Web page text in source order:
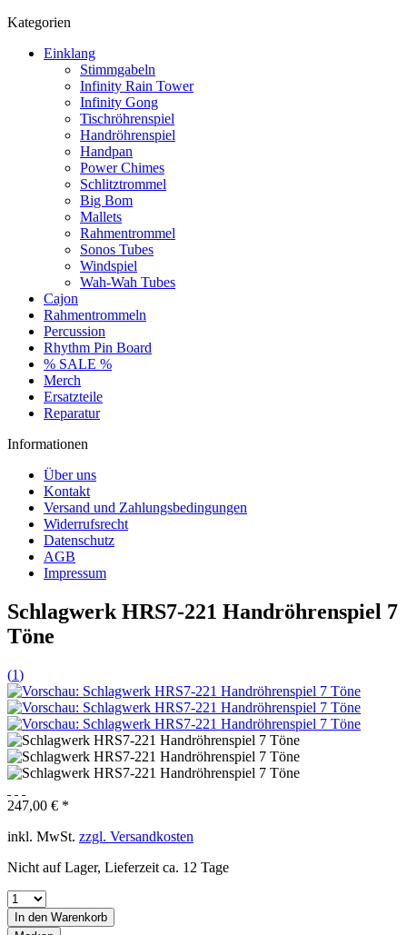
Kategorien
Einklang
Stimmgabeln
Infinity Rain Tower
Infinity Gong
Tischröhrenspiel
Handröhrenspiel
Handpan
Power Chimes
Schlitztrommel
Big Bom
Mallets
Rahmentrommel
Sonos Tubes
Windspiel
Wah-Wah Tubes
Cajon
Rahmentrommeln
Percussion
Rhythm Pin Board
% SALE %
Merch
Ersatzteile
Reparatur
Informationen
Über uns
Kontakt
Versand und Zahlungsbedingungen
Widerrufsrecht
Datenschutz
AGB
Impressum
Schlagwerk HRS7-221 Handröhrenspiel 7
Töne
(1)
247,00 € *
inkl. MwSt. zzgl. Versandkosten
Nicht auf Lager, Lieferzeit ca. 12 Tage
In den Warenkorb